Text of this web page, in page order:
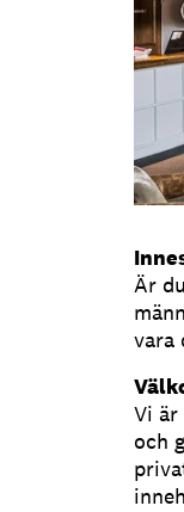
Är
vara
Vi är
och